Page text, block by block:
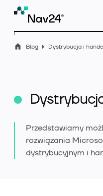
Rozszerzenia
Blog Dystrybucja i
Przedstawiamy
rozwiązania
dystrybucyjnym i